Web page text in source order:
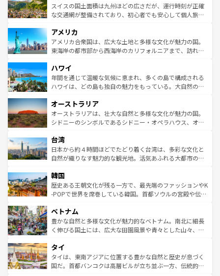
きるだろう。 なお、新着のフランス情報はコンテンツ一覧
を参照してほしい。
ドイツ情報はコンテンツ一覧を参照してほしい。
ティー、ビール好きにはたまらない英国パブ、サッカー観
戦など、本場だからこそできる体験も豊富。イギリスを旅
ンツ一覧を参照してほしい。
スイスの国土面積は九州ほどの広さだが、運行時刻が正確
な交通網が整備されており、初心者でも安心して個人旅行
の建物がそのまま残る町や、スイスならではのユニークな
博物館もあり、アルプス観光だけでなく町歩きも満喫する
ことができる。国民の所得が高いため物価も高いが、旅行
ば市内交通費無料で観光を楽しむこともできる。 なお、新
着のスイス情報はコンテンツ一覧 を参照してほしい。
アメリカ
アメリカ合衆国は、広大な土地と多様な文化が魅力の国。
東海岸の都市部から西海岸のカリフォルニアまで、訪れる
のような巨大都市は、観光、ショッピング、エンターテイ
ンメントが詰まった刺激的なスポットだ。一方、アメリカ
西部には大自然が広がり、グランドキャニオンやイエロー
部のニューオーリンズでは、音楽と美食が融合した独特の
文化が魅力。旅行者はアメリカの各地域で異なる魅力を楽
しみながら、その多様性と豊かな歴史を感じることができ
ならではの贅沢な旅のスタイルだ。 なお、新着のアメリカ
情報はコンテンツ一覧を参照してほしい。
ハワイ
年間を通じて温暖な気候に恵まれ、多くの島で構成される
ハワイは、どの島も独自の魅力をもっている。大自然の神
ワイ島は見逃せない。また、定番の観光地といえばオアフ
島だが、静かな自然を求めるならマウイ島やカウアイ島が
おすすめ。エメラルドグリーンに輝く海をはじめ、豊かな
れるおもてなしの心で訪れる人々を迎えてくれるハワイの
人々、おいしいローカルフードやハワイアンミュージッ
ク、伝統的なフラダンスなど、すべてがハワイの魅力を彩
ワイを、存分に味わってほしい。 なお、新着のハワイ情報
はコンテンツ一覧を参照してほしい。
オーストラリア
オーストラリアは、壮大な自然と多様な文化が魅力の国。
シドニーのシンボルであるシドニー・オペラハウス、オー
リアリーフや大陸中央部にそびえるウルル（エアーズロッ
ク）、タスマニアの美しい原生林やケアンズの熱帯雨林な
ど、見どころがたくさん。また、カフェやワイン、オージ
いる。アクティビティも充実しており、サーフィンやダイ
ビング、ハイキングなど、アウトドア好きにはたまらな
い。オーストラリアの多彩な魅力を存分に味わいつくそ
参照してほしい。
台湾
日本から約４時間ほどでたどり着く台湾は、多彩な文化と
自然が織りなす魅力的な観光地。活気あふれる大都市の台
ン）、静ひつな山岳地帯である台湾東部など、都市の喧騒
と山間の静けさが共存しており、訪れる人に新しい発見と
驚きをもたらしてくれる。また、奥深い台湾の食文化も魅
容にもいいと評判のスイーツなど、バラエティ豊かな料理
が味わえる。 なお、新着の台湾情報は コンテンツ一覧を参
照してほしい。
韓国
歴史ある王朝文化が残る一方で、最先端のファッションやK
-POPで世界を席巻している韓国。首都ソウルの宮殿や伝統
き、地方に足を延ばせば四季折々の自然美を楽しむことが
できる。そして、キムチや焼肉、絶品のストリートフード
まで、さまざまな韓国料理が待っている。夜には、韓国な
リティに包まれながら、韓国の多彩な魅力を心ゆくまで味
わってみてほしい。 なお、新着の韓国情報はコンテンツ一
覧を参照してほしい。
ベトナム
豊かな自然と多様な文化が魅力的なベトナム。南北に細長
く伸びる国土には、広大な田園風景や青々とした山々、世
急速な発展と共に伝統が息づく。ハノイの古い町並みやホ
ーチミン市のフランス統治時代の建物も、独特の雰囲気を
醸し出している。また、バラエティの豊かさとおいしさで
タイ
タイは、東南アジアに位置する豊かな自然と歴史が息づく
国だ。首都バンコクは高層ビルが立ち並ぶ一方、伝統的な